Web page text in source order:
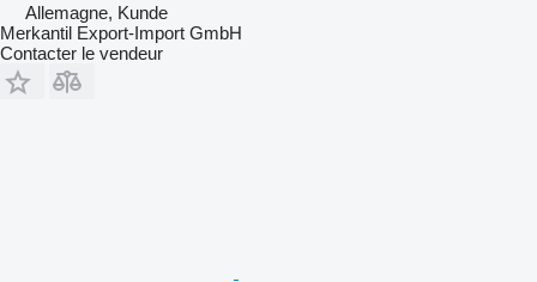
Allemagne, Kunde
Merkantil Export-Import GmbH
Contacter le vendeur